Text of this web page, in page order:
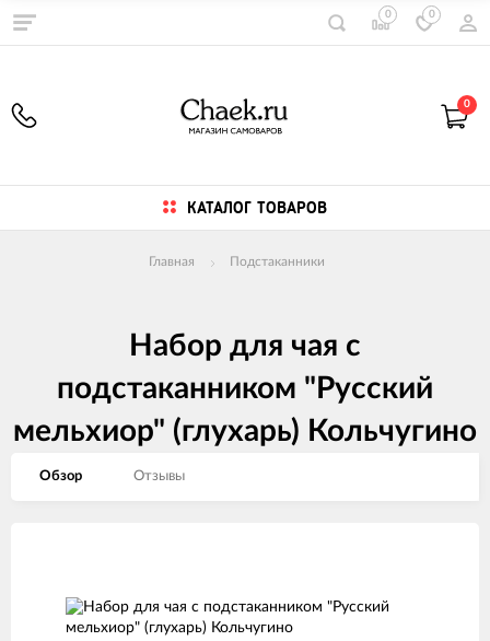
0 0
0
КАТАЛОГ ТОВАРОВ
Главная Подстаканники
Набор для чая с
подстаканником "Русский
мельхиор" (глухарь) Кольчугино
Обзор Отзывы